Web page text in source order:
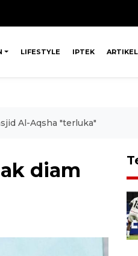
LIFESTYLE IPTEK ARTIKEL
Al-Aqsha "terluka"
diam